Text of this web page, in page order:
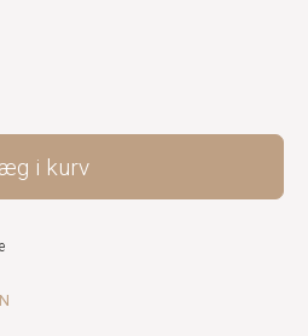
i kurv